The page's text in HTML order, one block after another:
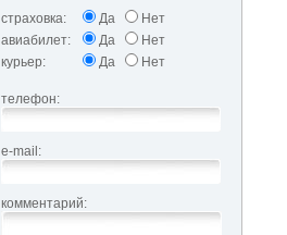
страховка: Да
Нет
авиабилет:
Да
Нет
курьер:
Да Нет
телефон:
e-mail:
комментарий: